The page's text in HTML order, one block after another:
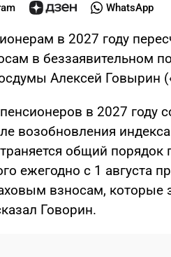
WhatsApp
в 2027 году
в беззаявительном
Алексей Говырин
в 2027 году
возобновления
общий
ежегодно с 1 августа
взносам, которые
Говорин.